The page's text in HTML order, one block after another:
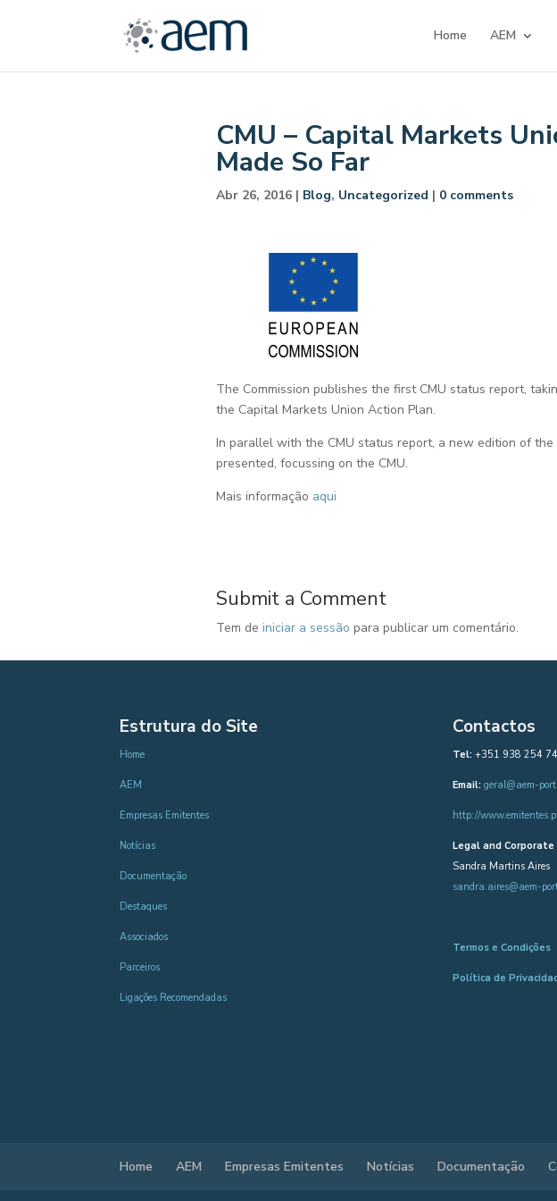
Home AEM
CMU – Capital Markets
Made So Far
Abr 26, 2016| Blog, Uncategorized | 0 comments
The Commission publishes the first CMU status report,
the Capital Markets Union Action Plan.
In parallel with the CMU status report, a new edition of the
presented, focussing on the CMU.
Mais informação aqui
Submit a Comment
Tem de iniciar a sessão para publicar um comentário.
Estrutura do Site
Home
AEM
Empresas Emitentes
Notícias
Documentação
Destaques
Associados
Parceiros
Ligações Recomendadas
Contactos
Tel: +351 938 254
Email: geral@aem-
http://
Legal and
Sandra Martins Aires
sandra.aires@aem-
Termos e Condições
Política de
Home AEM Empresas Emitentes Notícias Documentação